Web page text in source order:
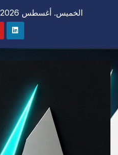
الخميس. أغسطس 6th, 2026